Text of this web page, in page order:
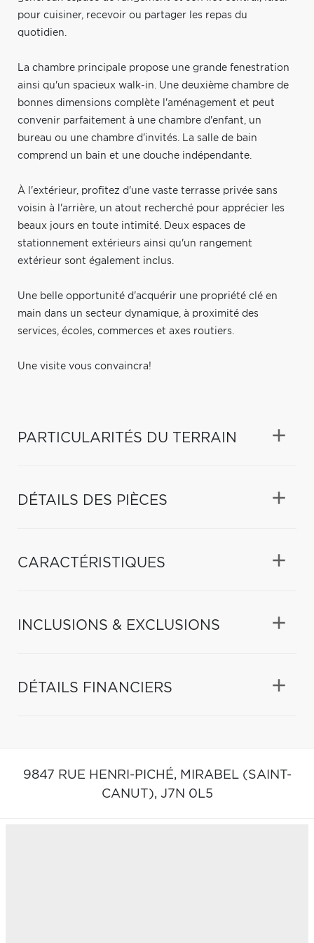
pour cuisiner, recevoir ou partager les repas du
quotidien.
La chambre principale propose une grande fenestration
ainsi qu'un spacieux walk-in. Une deuxième chambre de
bonnes dimensions complète l'aménagement et peut
convenir parfaitement à une chambre d'enfant, un
bureau ou une chambre d'invités. La salle de bain
comprend un bain et une douche indépendante.
À l'extérieur, profitez d'une vaste terrasse privée sans
voisin à l'arrière, un atout recherché pour apprécier les
beaux jours en toute intimité. Deux espaces de
stationnement extérieurs ainsi qu'un rangement
extérieur sont également inclus.
Une belle opportunité d'acquérir une propriété clé en
main dans un secteur dynamique, à proximité des
services, écoles, commerces et axes routiers.
Une visite vous convaincra!
PARTICULARITÉS DU TERRAIN
DÉTAILS DES PIÈCES
CARACTÉRISTIQUES
INCLUSIONS & EXCLUSIONS
DÉTAILS FINANCIERS
9847 RUE HENRI-PICHÉ, MIRABEL (SAINT-
CANUT), J7N 0L5